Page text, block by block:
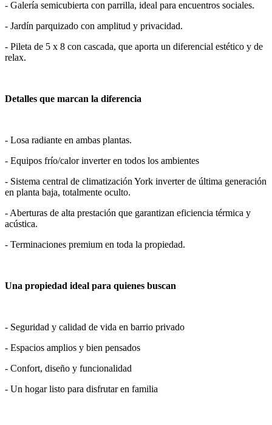
- Galería semicubierta con parrilla, ideal para encuentros sociales.
- Jardín parquizado con amplitud y privacidad.
- Pileta de 5 x 8 con cascada, que aporta un diferencial estético y de
relax.
Detalles que marcan la diferencia
- Losa radiante en ambas plantas.
- Equipos frío/calor inverter en todos los ambientes
- Sistema central de climatización York inverter de última generación
en planta baja, totalmente oculto.
- Aberturas de alta prestación que garantizan eficiencia térmica y
acústica.
- Terminaciones premium en toda la propiedad.
Una propiedad ideal para quienes buscan
- Seguridad y calidad de vida en barrio privado
- Espacios amplios y bien pensados
- Confort, diseño y funcionalidad
- Un hogar listo para disfrutar en familia